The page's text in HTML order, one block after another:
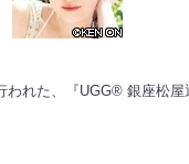
われた、『UGG® 銀座松